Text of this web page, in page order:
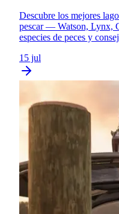
Descubre los mejores
pescar — Watson, Lynx,
especies de peces y
15 jul